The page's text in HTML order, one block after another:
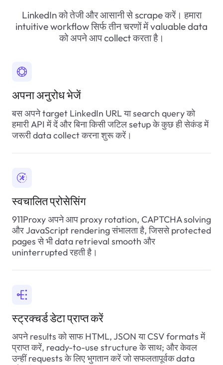
          "post_time": "1 week ago",
"company_url": "https://
          "application_note": ""
          "employer": "Creative Circle",
          "location": "New York, NY",
"position": "Corporate Communications
          "post_time": "21 hours ago",
"company_url": "https://
          "application_note": "Actively Hiring"
        }
      ],
"search_url": "https://
  ]
}
LinkedIn को तेजी और आसानी से scrape करें। हमारा
intuitive workflow सिर्फ तीन चरणों में valuable data
को अपने आप collect करता है।
अपना अनुरोध भेजें
बस अपने target LinkedIn URL या search query को
हमारी API में दें और बिना किसी जटिल setup के कुछ ही सेकंड में
जरूरी data collect करना शुरू करें।
स्वचालित प्रोसेसिंग
911Proxy अपने आप proxy rotation, CAPTCHA solving
और JavaScript rendering संभालता है, जिससे protected
pages से भी data retrieval smooth और
uninterrupted रहती है।
स्ट्रक्चर्ड डेटा प्राप्त करें
अपने results को साफ HTML, JSON या CSV formats में
प्राप्त करें, ready-to-use structure के साथ; और केवल
उन्हीं requests के लिए भुगतान करें जो सफलतापूर्वक data